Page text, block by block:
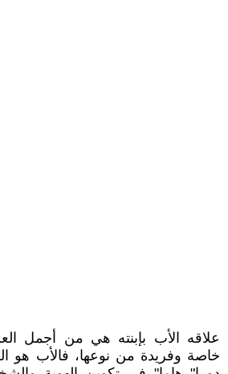
علاقه الأب بإبنته هي من أجمل
خاصة وفريدة من نوعها، فالأب هو